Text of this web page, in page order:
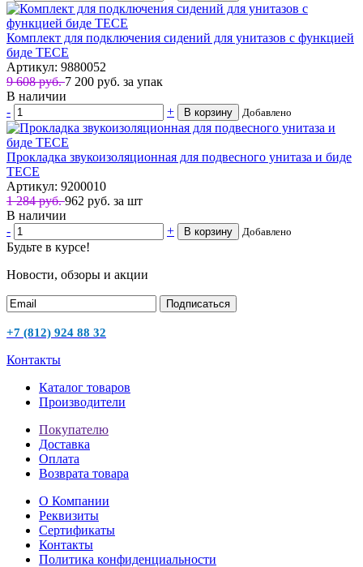
Комплект для подключения сидений для унитазов с функцией
биде TECE
Артикул: 9880052
9 608 руб.7 200 руб. за упак
В наличии
-
+ В корзину Добавлено
Прокладка звукоизоляционная для подвесного унитаза и биде
TECE
Артикул: 9200010
1 284 руб.962 руб. за шт
В наличии
-
+ В корзину Добавлено
Будьте в курсе!
Новости, обзоры и акции
Подписаться
+7 (812) 924 88 32
Контакты
Каталог товаров
Производители
Покупателю
Доставка
Оплата
Возврата товара
О Компании
Реквизиты
Сертификаты
Контакты
Политика конфиденциальности